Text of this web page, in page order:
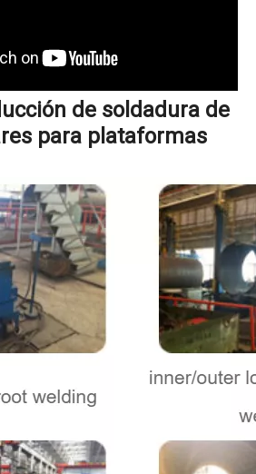
de soldadura de
para plataformas